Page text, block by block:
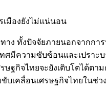
เมืองยังไม่แน่นอน
ง ทั้งปัจจัยภายนอกจากก
มีความซับซ้อนและเปรา
ฐกิจไทยจะยังเติบโตได้ต
บเคลื่อนเศรษฐกิจไทยในช่ว